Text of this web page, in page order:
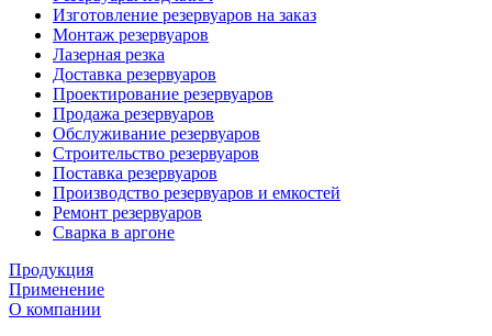
Изготовление резервуаров на заказ
Монтаж резервуаров
Лазерная резка
Доставка резервуаров
Проектирование резервуаров
Продажа резервуаров
Обслуживание резервуаров
Cтроительство резервуаров
Поставка резервуаров
Производство резервуаров и емкостей
Ремонт резервуаров
Сварка в аргоне
Продукция
Применение
О компании